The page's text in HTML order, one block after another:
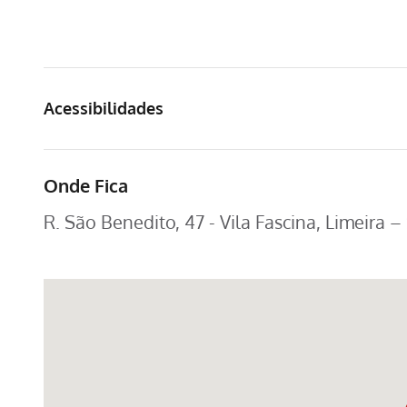
Acessibilidades
Onde Fica
R. São Benedito, 47 - Vila Fascina, Limeira –